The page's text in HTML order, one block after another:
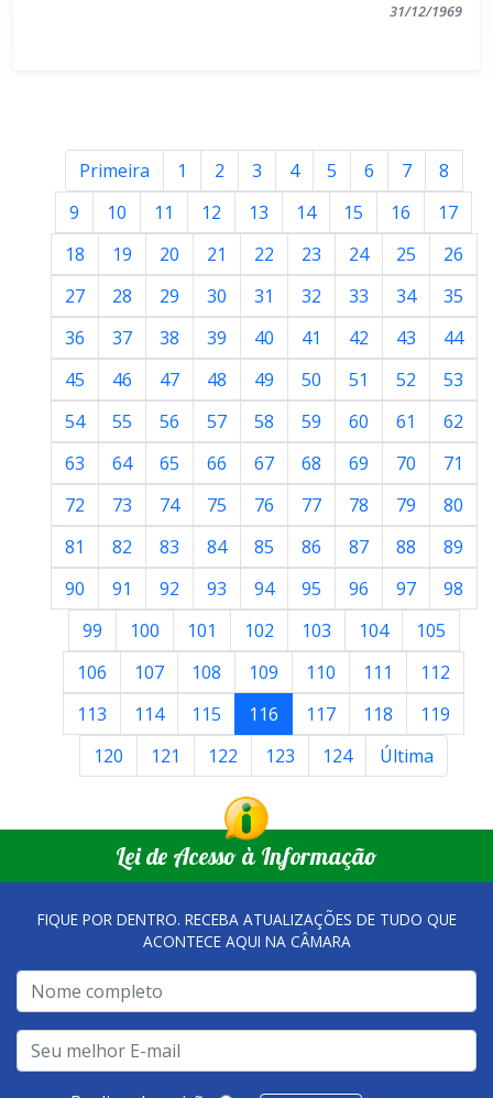
31/12/1969
Primeira 1 2 3 4 5 6 7
8
9
10 11 12 13 14 15 16
17
18
19 20 21 22 23 24 25
26
27
28 29 30 31 32 33 34
35
36
37 38 39 40 41 42 43
44
45
46 47 48 49 50 51 52
53
54
55 56 57 58 59 60 61
62
63
64 65 66 67 68 69 70
71
72
73 74 75 76 77 78 79
80
81
82 83 84 85 86 87 88
89
90
91 92 93 94 95 96 97
98
99
100 101 102 103 104
105
106
107 108 109 110 111
112
113
114 115 116 117 118
119
120
121 122 123 124 Última
Lei de Acesso à Informação
FIQUE POR DENTRO. RECEBA ATUALIZAÇÕES DE TUDO QUE
ACONTECE AQUI NA CÂMARA